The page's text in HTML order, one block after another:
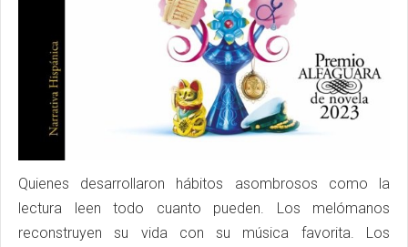
Quienes desarrollaron hábitos asombrosos como la
lectura leen todo cuanto pueden. Los melómanos
reconstruyen su vida con su música favorita. Los